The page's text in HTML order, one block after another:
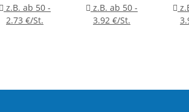
z.B. ab 50 -
2.73 €/St.
z.B. ab 50 -
3.92 €/St.